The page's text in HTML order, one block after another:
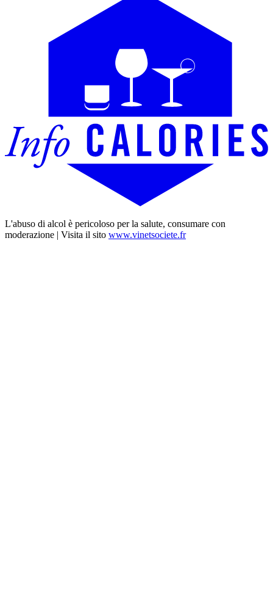
L'abuso di alcol è pericoloso per la salute, consumare con
moderazione | Visita il sito www.vinetsociete.fr